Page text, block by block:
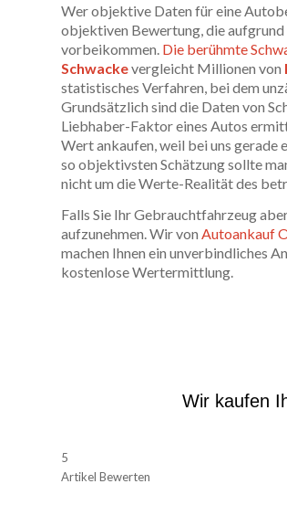
Wer objektive Daten für eine
objektiven Bewertung, die
vorbeikommen. Die berühmte
Schwackevergleicht Millionen von
statistisches Verfahren, bei dem
Grundsätzlich sind die Daten von
Liebhaber-Faktor eines Autos
Wert ankaufen, weil bei uns gerade
so objektivsten Schätzung sollte
nicht um die Werte-Realität des
Falls Sie Ihr Gebrauchtfahrzeug
aufzunehmen. Wir von Autoankauf
machen Ihnen ein unverbindliches
kostenlose Wertermittlung.
Wir kaufen
5
Artikel Bewerten